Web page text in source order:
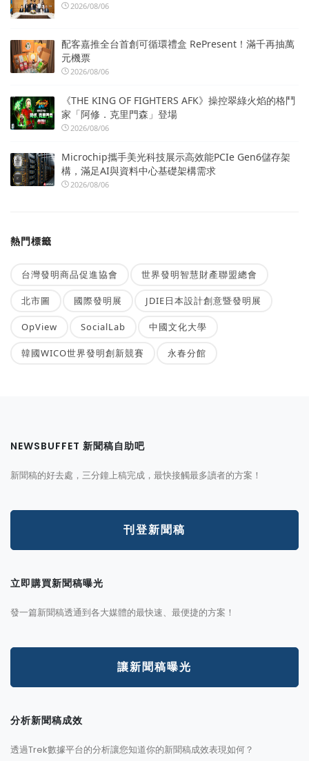
2026/08/06
配客嘉推全台首創可循環禮盒 RePresent！滿千再抽萬
元機票
2026/08/06
《THE KING OF FIGHTERS AFK》操控翠綠火焰的格鬥
家「阿修．克里門森」登場
2026/08/06
Microchip攜手美光科技展示高效能PCIe Gen6儲存架
構，滿足AI與資料中心基礎架構需求
2026/08/06
熱門標籤
台灣發明商品促進協會 世界發明智慧財產聯盟總會
北市圖 國際發明展 JDIE日本設計創意暨發明展
OpView SocialLab 中國文化大學
韓國WICO世界發明創新競賽 永春分館
NEWSBUFFET 新聞稿自助吧
新聞稿的好去處，三分鐘上稿完成，最快接觸最多讀者的方案！
刊登新聞稿
立即購買新聞稿曝光
發一篇新聞稿透通到各大媒體的最快速、最便捷的方案！
讓新聞稿曝光
分析新聞稿成效
透過Trek數據平台的分析讓您知道你的新聞稿成效表現如何？